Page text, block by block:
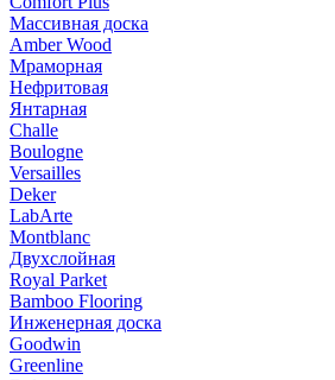
Массивная доска
Amber Wood
Мраморная
Нефритовая
Янтарная
Challe
Boulogne
Versailles
Deker
LabArte
Montblanc
Двухслойная
Royal Parket
Bamboo Flooring
Инженерная доска
Goodwin
Greenline